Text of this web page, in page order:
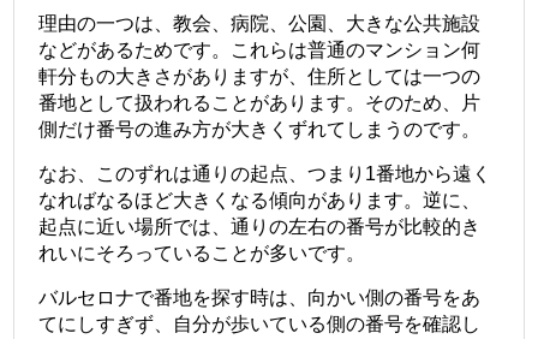
理由の一つは、教会、病院、公園、大きな公共施設
などがあるためです。これらは普通のマンション何
軒分もの大きさがありますが、住所としては一つの
番地として扱われることがあります。そのため、片
側だけ番号の進み方が大きくずれてしまうのです。
なお、このずれは通りの起点、つまり1番地から遠く
なればなるほど大きくなる傾向があります。逆に、
起点に近い場所では、通りの左右の番号が比較的き
れいにそろっていることが多いです。
バルセロナで番地を探す時は、向かい側の番号をあ
てにしすぎず、自分が歩いている側の番号を確認し